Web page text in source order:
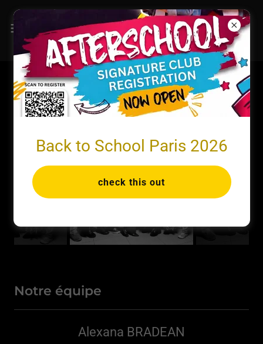
L'EQUIPE ALCNY
Notre équipe
Alexana BRADEAN
Back to School Paris 2026
check this out